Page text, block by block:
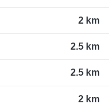
2 km
2.5 km
2.5 km
2 km